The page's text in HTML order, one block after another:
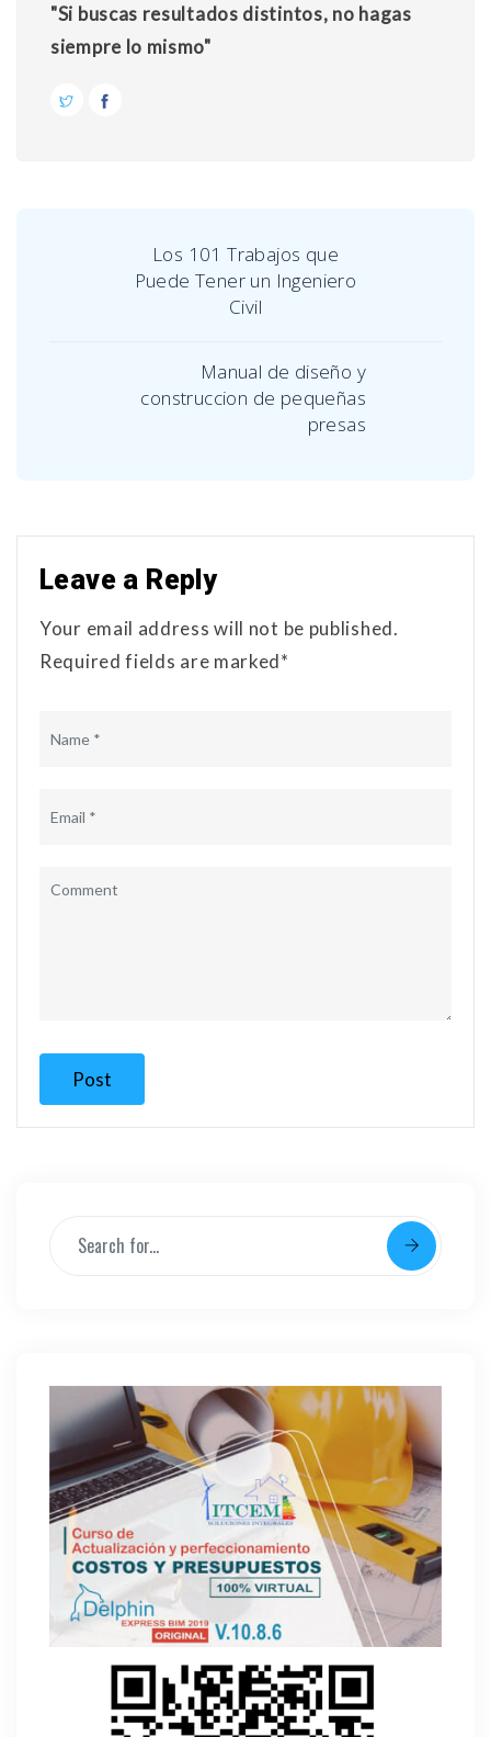
"Si buscas resultados distintos, no hagas
siempre lo mismo"
Los 101 Trabajos que
Puede Tener un Ingeniero
Civil
Manual de diseño y
construccion de pequeñas
presas
Leave a Reply
Your email address will not be published.
Required fields are marked*